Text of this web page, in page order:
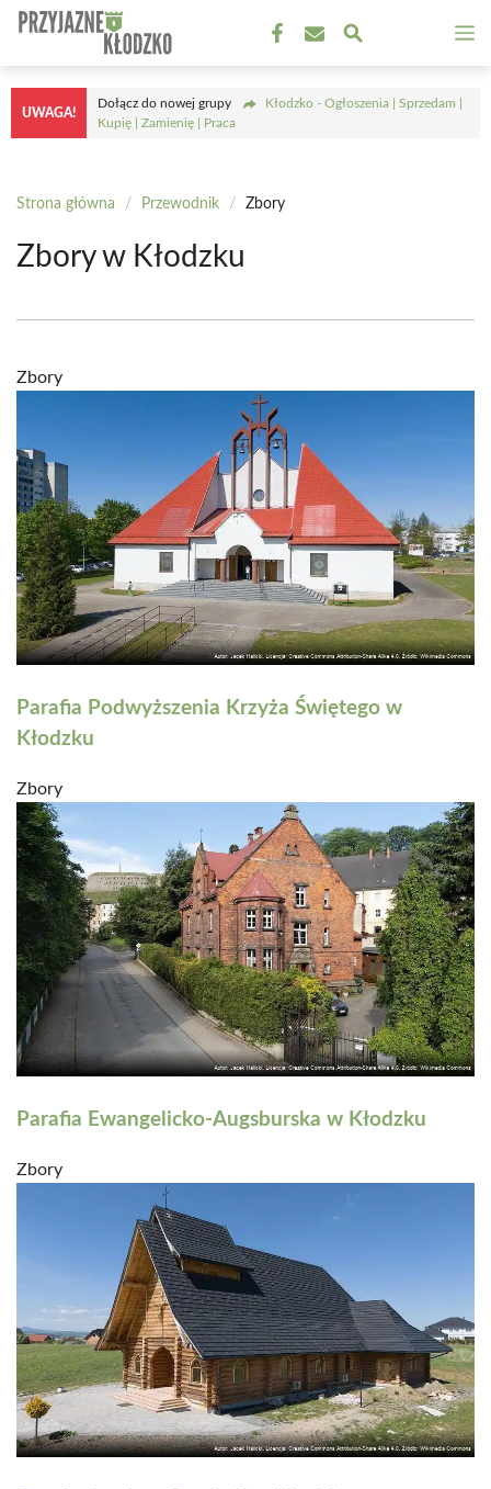
Przejdź
treści
UWAGA!
Dołącz do nowej grupy
Kłodzko - Ogłoszenia | Sprzedam |
Kupię | Zamienię | Praca
Strona główna / Przewodnik / Zbory
Zbory w Kłodzku
Zbory
Parafia Podwyższenia Krzyża Świętego w
Kłodzku
Zbory
Parafia Ewangelicko-Augsburska w Kłodzku
Zbory